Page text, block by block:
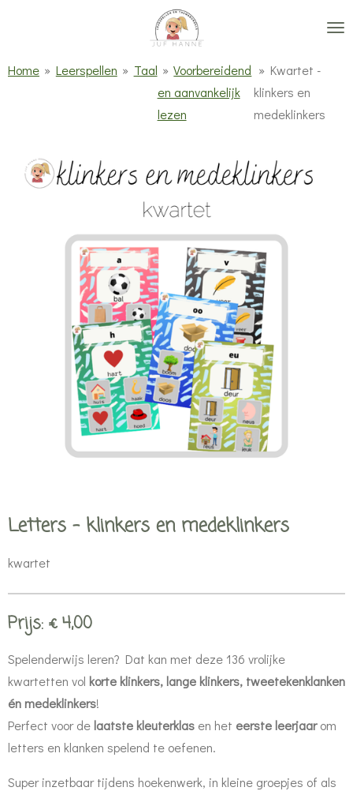
Home » Leerspellen » Taal » Voorbereidend
en aanvankelijk
lezen
» Kwartet -
klinkers en
medeklinkers
Letters - klinkers en medeklinkers
kwartet
Prijs: € 4,00
Spelenderwijs leren? Dat kan met deze 136 vrolijke
kwartetten vol korte klinkers, lange klinkers, tweetekenklanken
én medeklinkers!
Perfect voor de laatste kleuterklas en het eerste leerjaarom
letters en klanken spelend te oefenen.
Super inzetbaar tijdens hoekenwerk, in kleine groepjes of als